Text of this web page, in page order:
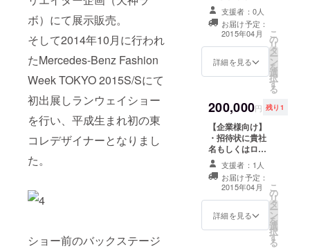
ボ）にて展示販売。
そして2014年10月に行われ
たMercedes-Benz Fashion
Week TOKYO 2015S/Sにて
初出展しランウェイショー
を行い、平成生まれ初の東
コレデザイナーとなりまし
た。
ショー前のバックステージ
を協賛として掲
載（2015年3月
16日から21日の
間で渋谷にて開
催） ・当日プレ
スリリースにお
掲載（2015年3
月16日から21日
の間で渋谷にて
開催） ・Noir Fr
ホームページに
お名前もしくは
貴社名もしくは
ロゴを
「2015A/W
Special
thanks」として
支援者：0人
お届け予定：
2015年04月
詳細を見る
こ
の
リ
タ
ー
ン
を
選
択
す
る
200,000円 残り1
【企業様向け】
・招待状に貴社
名もしくはロゴ
を協賛として掲
載（2015年3月
16日から21日の
間で渋谷にて開
催） ・当日プレ
スリリースに貴
支援者：1人
お届け予定：
2015年04月
詳細を見る
こ
の
リ
タ
ー
ン
を
選
択
す
る